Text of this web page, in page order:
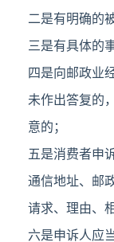
二是有明确的
三是有具体的
四是向邮政业
未作出答复的
意的；
五是消费者申
通信地址、邮
请求、理由、
六是申诉人应